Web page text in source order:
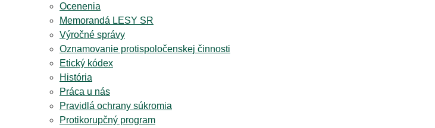
Ocenenia
Memorandá LESY SR
Výročné správy
Oznamovanie protispoločenskej činnosti
Etický kódex
História
Práca u nás
Pravidlá ochrany súkromia
Protikorupčný program